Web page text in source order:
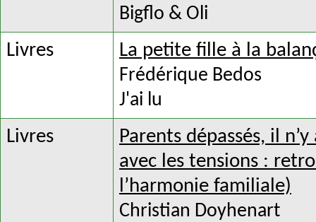
Bigflo & Oli
Livres La petite fille à la
Frédérique Bedos
J'ai lu
Livres
Parents dépassés, il
avec les tensions :
l’harmonie familiale)
Christian Doyhenart